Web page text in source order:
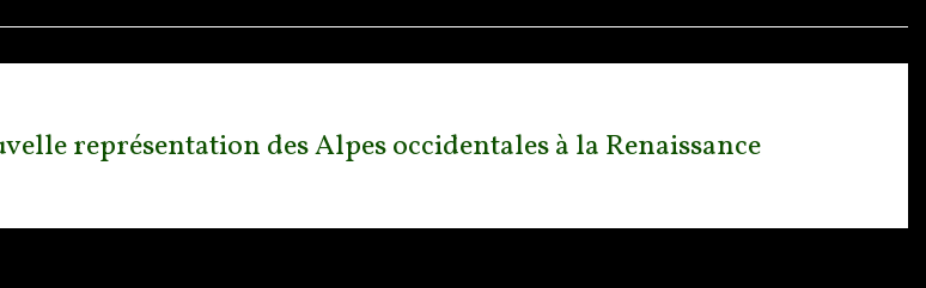
représentation des Alpes occidentales à la Renaissance